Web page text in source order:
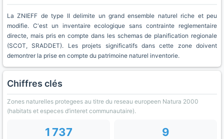
La ZNIEFF de type II delimite un grand ensemble naturel riche et peu
modifie. C'est un inventaire ecologique sans contrainte reglementaire
directe, mais pris en compte dans les schemas de planification regionale
(SCOT, SRADDET). Les projets significatifs dans cette zone doivent
demontrer la prise en compte du patrimoine naturel inventorie.
Chiffres clés
Zones naturelles protegees au titre du reseau europeen Natura 2000
(habitats et especes d’interet communautaire).
1 737 9